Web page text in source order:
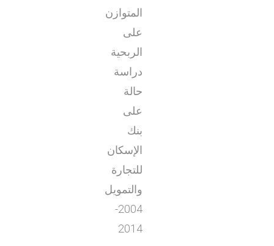
المتوازن
على
الربحية
دراسة
حالة
على
بنك
الإسكان
للتجارة
والتمويل
2004-
2014